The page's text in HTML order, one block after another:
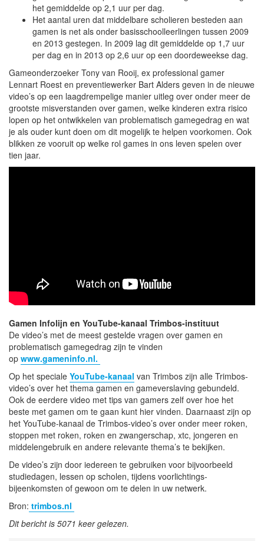
het gemiddelde op 2,1 uur per dag.
Het aantal uren dat middelbare scholieren besteden aan
gamen is net als onder basisschoolleerlingen tussen 2009
en 2013 gestegen. In 2009 lag dit gemiddelde op 1,7 uur
per dag en in 2013 op 2,6 uur op een doordeweekse dag.
Gameonderzoeker Tony van Rooij, ex professional gamer
Lennart Roest en preventiewerker Bart Alders geven in de nieuwe
video’s op een laagdrempelige manier uitleg over onder meer de
grootste misverstanden over gamen, welke kinderen extra risico
lopen op het ontwikkelen van problematisch gamegedrag en wat
je als ouder kunt doen om dit mogelijk te helpen voorkomen. Ook
blikken ze vooruit op welke rol games in ons leven spelen over
tien jaar.
Gamen Infolijn en YouTube-kanaal Trimbos-instituut
De video’s met de meest gestelde vragen over gamen en
problematisch gamegedrag zijn te vinden
op www.gameninfo.nl.
Op het speciale YouTube-kanaal van Trimbos zijn alle Trimbos-
video’s over het thema gamen en gameverslaving gebundeld.
Ook de eerdere video met tips van gamers zelf over hoe het
beste met gamen om te gaan kunt hier vinden. Daarnaast zijn op
het YouTube-kanaal de Trimbos-video’s over onder meer roken,
stoppen met roken, roken en zwangerschap, xtc, jongeren en
middelengebruik en andere relevante thema’s te bekijken.
De video’s zijn door iedereen te gebruiken voor bijvoorbeeld
studiedagen, lessen op scholen, tijdens voorlichtings-
bijeenkomsten of gewoon om te delen in uw netwerk.
Bron: trimbos.nl
Dit bericht is 5071 keer gelezen.